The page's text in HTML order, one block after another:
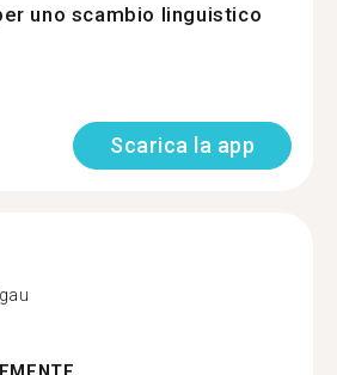
uno scambio linguistico
Scarica la app